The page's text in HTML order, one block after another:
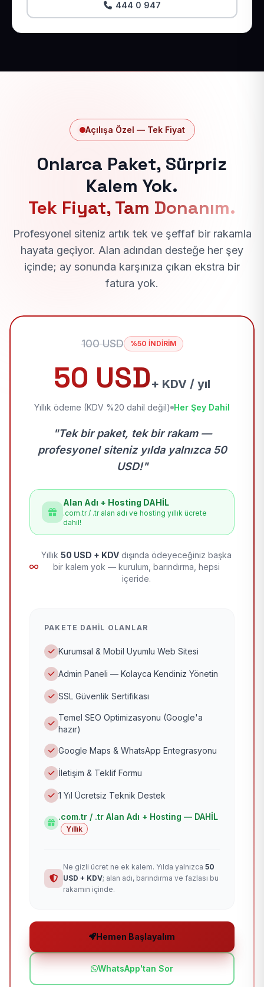
444 0 947
Açılışa Özel — Tek Fiyat
Onlarca Paket, Sürpriz
Kalem Yok.
Tek Fiyat, Tam Donanım.
Profesyonel siteniz artık tek ve şeffaf bir rakamla
hayata geçiyor. Alan adından desteğe her şey
içinde; ay sonunda karşınıza çıkan ekstra bir
fatura yok.
100 USD %50 İNDİRİM
50 USD+ KDV / yıl
Yıllık ödeme (KDV %20 dahil değil) Her Şey Dahil
"Tek bir paket, tek bir rakam —
profesyonel siteniz yılda yalnızca 50
USD!"
Alan Adı + Hosting DAHİL
.com.tr / .tr alan adı ve hosting yıllık ücrete
dahil!
Yıllık 50 USD + KDV dışında ödeyeceğiniz başka
bir kalem yok — kurulum, barındırma, hepsi
içeride.
PAKETE DAHIL OLANLAR
Kurumsal & Mobil Uyumlu Web Sitesi
Admin Paneli — Kolayca Kendiniz Yönetin
SSL Güvenlik Sertifikası
Temel SEO Optimizasyonu (Google'a
hazır)
Google Maps & WhatsApp Entegrasyonu
İletişim & Teklif Formu
1 Yıl Ücretsiz Teknik Destek
.com.tr / .tr Alan Adı + Hosting — DAHİL
Yıllık
Ne gizli ücret ne ek kalem. Yılda yalnızca 50
USD + KDV; alan adı, barındırma ve fazlası bu
rakamın içinde.
Hemen Başlayalım
WhatsApp'tan Sor